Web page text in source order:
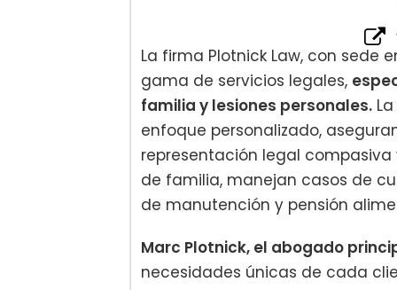
La firma Plotnick Law, con sede
gama de servicios legales,
familia y lesiones personales.
enfoque personalizado,
representación legal
de familia, manejan casos de
de manutención y pensión
Marc Plotnick, el abogado
necesidades únicas de cada